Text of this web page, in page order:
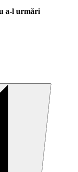
a-l urmări